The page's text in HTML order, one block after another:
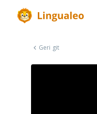
Geri git